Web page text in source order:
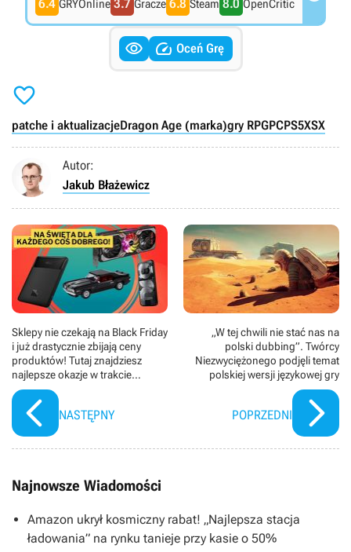
6.4 GRYOnline 3.7 Gracze 6.8 Steam 8.0 OpenCritic
  Oceń Grę

patche i aktualizacjeDragon Age (marka)gry RPGPCPS5XSX
Autor:
Jakub Błażewicz
Sklepy nie czekają na Black Friday
i już drastycznie zbijają ceny
produktów! Tutaj znajdziesz
najlepsze okazje w trakcie
trwających wyprzedaży
NASTĘPNY
„W tej chwili nie stać nas na
polski dubbing”. Twórcy
Niezwyciężonego podjęli temat
polskiej wersji językowej gry
POPRZEDNI
Najnowsze Wiadomości
Amazon ukrył kosmiczny rabat! „Najlepsza stacja
ładowania” na rynku tanieje przy kasie o 50%